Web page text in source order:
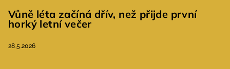
Vůně léta začíná dřív, než přijde první
horký letní večer
28.5.2026